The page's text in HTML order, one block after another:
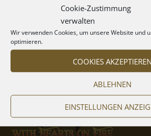
Cookie-Zustimmung
verwalten
Wir verwenden Cookies, um unsere Website und
optimieren.
COOKIES AKZEPTIEREN
ABLEHNEN
EINSTELLUNGEN